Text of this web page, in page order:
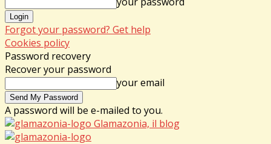
Forgot your password? Get help
Cookies policy
Password recovery
Recover your password
your email
A password will be e-mailed to you.
Glamazonia, il blog